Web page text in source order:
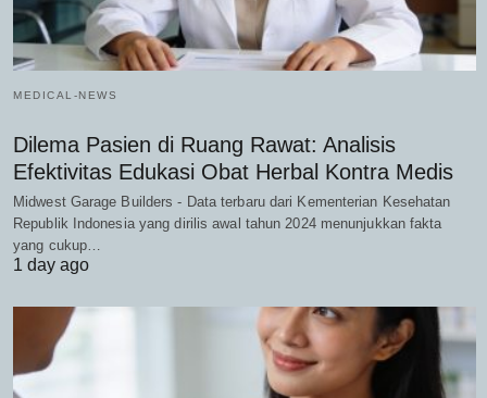
MEDICAL-NEWS
Dilema Pasien di Ruang Rawat: Analisis
Efektivitas Edukasi Obat Herbal Kontra Medis
Midwest Garage Builders - Data terbaru dari Kementerian Kesehatan
Republik Indonesia yang dirilis awal tahun 2024 menunjukkan fakta
yang cukup…
1 day ago